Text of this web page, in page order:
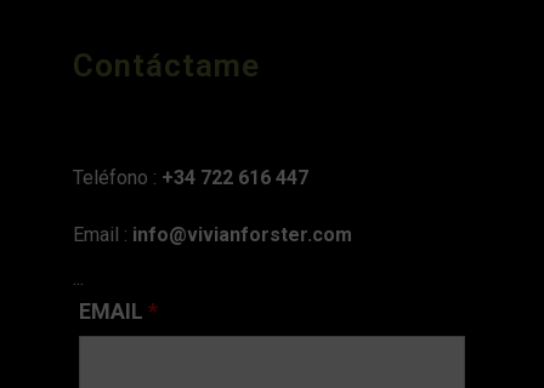
Contáctame
Teléfono : +34 722 616 447
Email : info@vivianforster.com
...
EMAIL *